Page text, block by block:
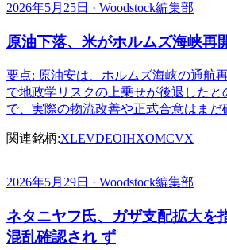
2026年5月25日 · Woodstock編集部
原油下落、米がホルムズ海峡再
要点: 原油安は、ホルムズ海峡の通航
で地政学リスクの上乗せが後退した
で、実際の物流改善や正式合意はまだ
関連銘柄:XLEVDEOIHXOMCVX
2026年5月29日 · Woodstock編集部
ネタニヤフ氏、ガザ支配拡大を
混乱確認され ず